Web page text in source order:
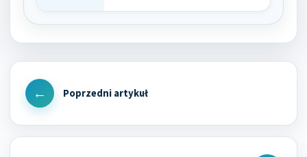
Nawigacja
wpisu
Previous